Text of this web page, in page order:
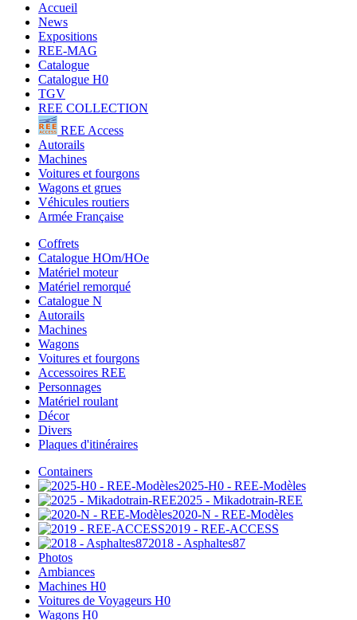
Accueil
News
Expositions
REE-MAG
Catalogue
Catalogue H0
TGV
REE COLLECTION
REE Access
Autorails
Machines
Voitures et fourgons
Wagons et grues
Véhicules routiers
Armée Française
Coffrets
Catalogue HOm/HOe
Matériel moteur
Matériel remorqué
Catalogue N
Autorails
Machines
Wagons
Voitures et fourgons
Accessoires REE
Personnages
Matériel roulant
Décor
Divers
Plaques d'itinéraires
Containers
2025-H0 - REE-Modèles
2025 - Mikadotrain-REE
2020-N - REE-Modèles
2019 - REE-ACCESS
2018 - Asphaltes87
Photos
Ambiances
Machines H0
Voitures de Voyageurs H0
Wagons H0